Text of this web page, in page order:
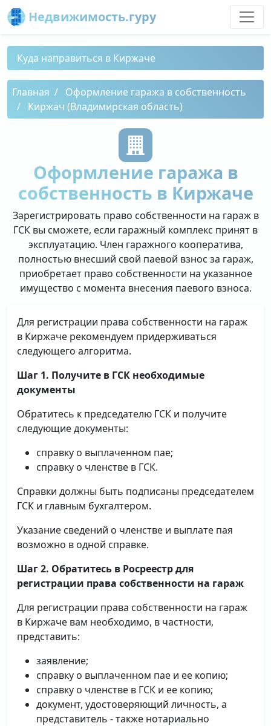
Недвижимость.гуру
Куда направиться в Киржаче
Главная
Оформление гаража в собственность
Киржач (Владимирская область)
Оформление гаража в
собственность в Киржаче
Зарегистрировать право собственности на гараж в
ГСК вы сможете, если гаражный комплекс принят в
эксплуатацию. Член гаражного кооператива,
полностью внесший свой паевой взнос за гараж,
приобретает право собственности на указанное
имущество с момента внесения паевого взноса.
Для регистрации права собственности на гараж
в Киржаче рекомендуем придерживаться
следующего алгоритма.
Шаг 1. Получите в ГСК необходимые
документы
Обратитесь к председателю ГСК и получите
следующие документы:
справку о выплаченном пае;
справку о членстве в ГСК.
Справки должны быть подписаны председателем
ГСК и главным бухгалтером.
Указание сведений о членстве и выплате пая
возможно в одной справке.
Шаг 2. Обратитесь в Росреестр для
регистрации права собственности на гараж
Для регистрации права собственности на гараж
в Киржаче вам необходимо, в частности,
представить:
заявление;
справку о выплаченном пае и ее копию;
справку о членстве в ГСК и ее копию;
документ, удостоверяющий личность, а
представитель - также нотариально